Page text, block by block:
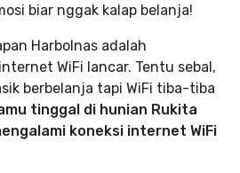
biar nggak kalap belanja!
Harbolnas adalah
WiFi lancar. Tentu sebal,
berbelanja tapi WiFi tiba-tiba
tinggal di hunian Rukita
koneksi internet WiFi